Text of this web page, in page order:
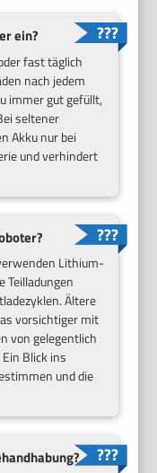
ein?
fast täglich
nach jedem
immer gut gefüllt,
seltener
Akku nur bei
und verhindert
Lithium-
Teilladungen
Ältere
vorsichtiger mit
von gelegentlich
Blick ins
und die